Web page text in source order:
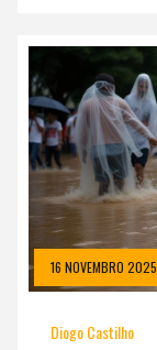
16 NOVEMBRO 2025
Diogo Castilho